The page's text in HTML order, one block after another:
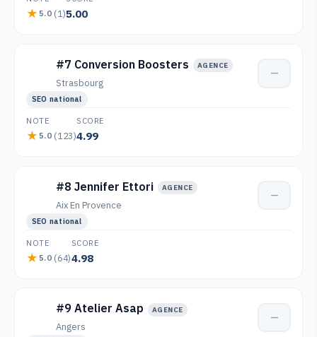
5.0 (1)5.00
#7 Conversion Boosters AGENCE
Strasbourg
—
SEO national
NOTE
5.0 (123)
SCORE
4.99
#8 Jennifer Ettori AGENCE
Aix En Provence
—
SEO national
NOTE
5.0 (64)
SCORE
4.98
#9 Atelier Asap AGENCE
Angers
—